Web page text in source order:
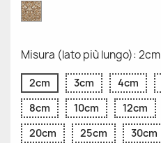
Oro
Glitter
Misura (lato più lungo): 2cm
2cm 3cm 4cm
8cm
10cm 12cm
20cm
25cm 30cm